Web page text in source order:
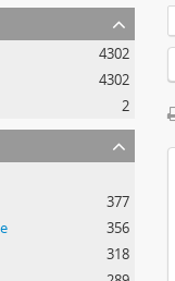
4302
4302
2
377
356
318